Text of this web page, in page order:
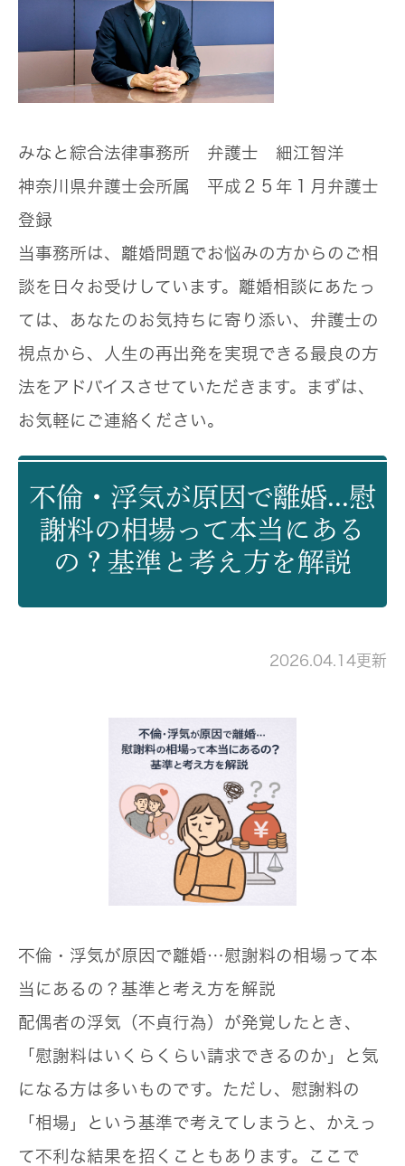
みなと綜合法律事務所 弁護士 細江智洋
神奈川県弁護士会所属 平成２５年１月弁護士
登録
当事務所は、離婚問題でお悩みの方からのご相
談を日々お受けしています。離婚相談にあたっ
ては、あなたのお気持ちに寄り添い、弁護士の
視点から、人生の再出発を実現できる最良の方
法をアドバイスさせていただきます。まずは、
お気軽にご連絡ください。
不倫・浮気が原因で離婚...慰
謝料の相場って本当にある
の？基準と考え方を解説
2026.04.14更新
不倫・浮気が原因で離婚…慰謝料の相場って本
当にあるの？基準と考え方を解説
配偶者の浮気（不貞行為）が発覚したとき、
「慰謝料はいくらくらい請求できるのか」と気
になる方は多いものです。ただし、慰謝料の
「相場」という基準で考えてしまうと、かえっ
て不利な結果を招くこともあります。ここで